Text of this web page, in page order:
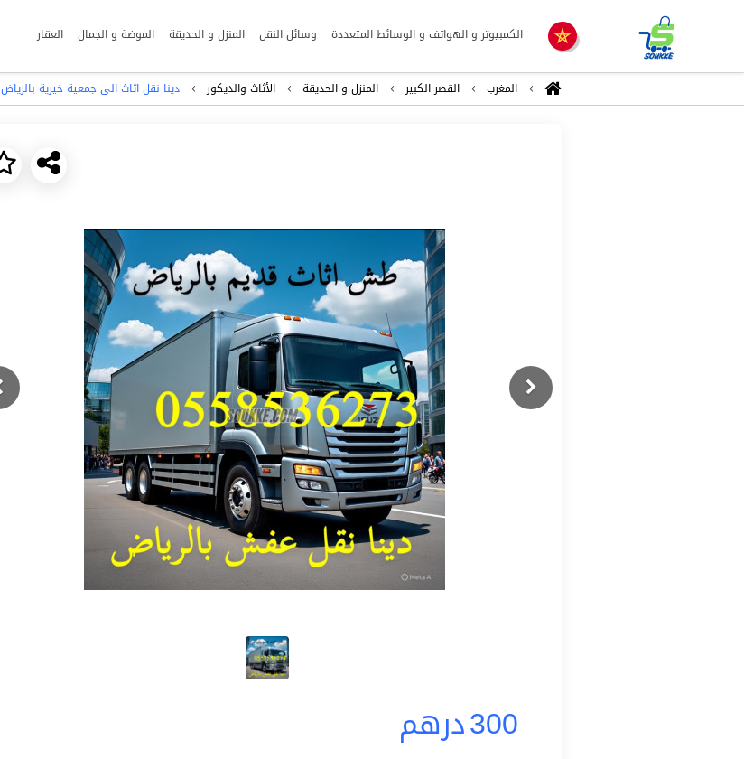
الكمبيوتر و الهواتف و الوسائط المتعددة وسائل النقل المنزل و الحديقة الموضة و الجمال العقار
المغرب القصر الكبير المنزل و الحديقة الأثاث والديكور دينا نقل اثاث الى جمعية خيرية بالرياض 0558536273 خدمات توصيل
Previous
300درهم